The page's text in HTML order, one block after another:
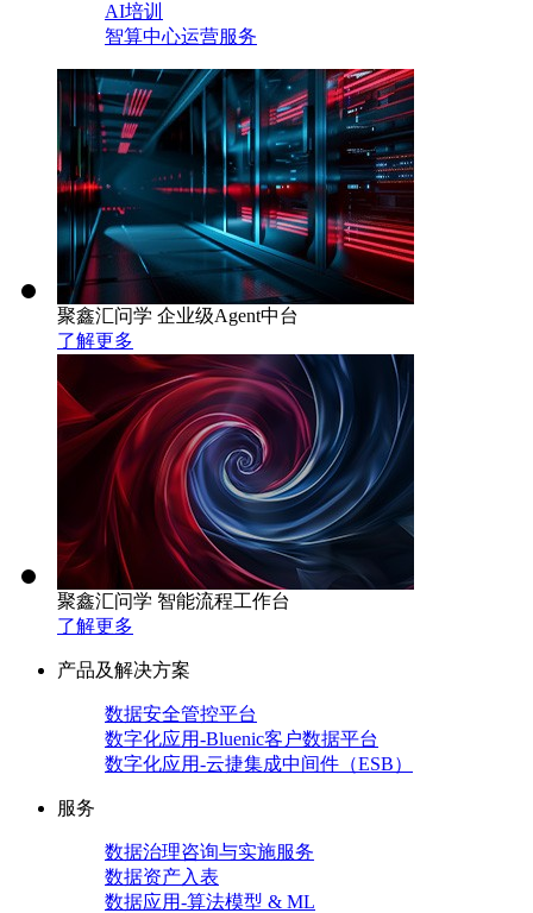
AI培训
智算中心运营服务
聚鑫汇问学 企业级Agent中台
了解更多
聚鑫汇问学 智能流程工作台
了解更多
产品及解决方案
数据安全管控平台
数字化应用-Bluenic客户数据平台
数字化应用-云捷集成中间件（ESB）
服务
数据治理咨询与实施服务
数据资产入表
数据应用-算法模型 & ML